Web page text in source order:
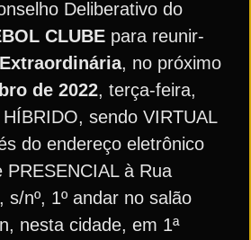
Deliberativo do
CLUBE para reunir-
, no próximo
de 2022, terça-feira,
sendo VIRTUAL
do endereço eletrônico
PRESENCIAL à Rua
s/nº, 1º andar no salão
nesta cidade, em 1ª